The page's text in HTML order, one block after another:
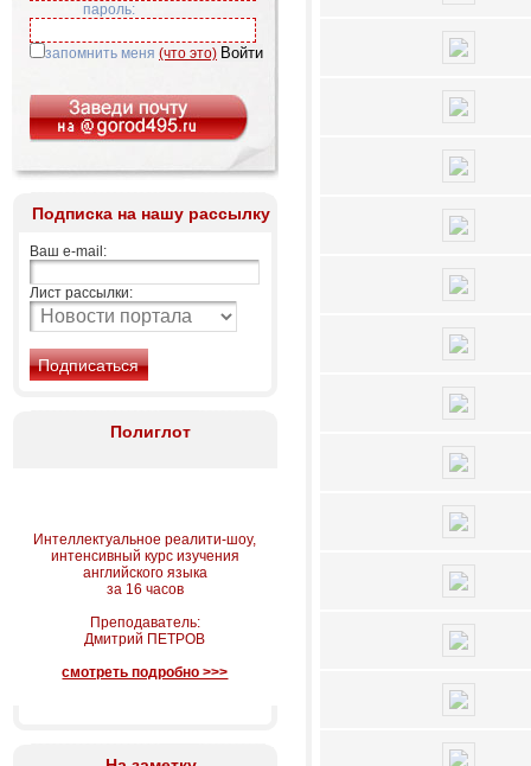
пароль:
запомнить меня (что это)
Подписка на нашу рассылку
Ваш e-mail:
Лист рассылки:
Полиглот
Интеллектуальное реалити-шоу,
интенсивный курс изучения
английского языка
за 16 часов
Преподаватель:
Дмитрий ПЕТРОВ
смотреть подробно >>>